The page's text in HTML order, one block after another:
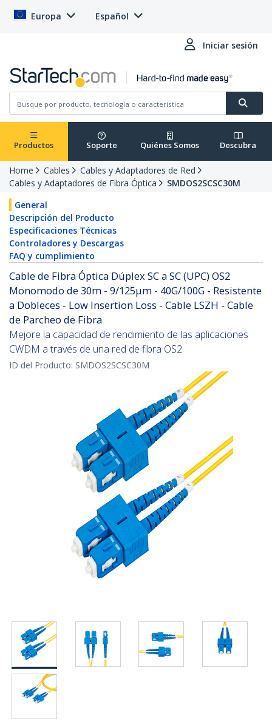
Europa Español
Iniciar sesión
Productos Soporte Quiénes Somos Descubra
Home Cables
Cables y Adaptadores de Red
Cables y Adaptadores de Fibra Óptica
SMDOS2SCSC30M
General
Descripción del Producto
Especificaciones Técnicas
Controladores y Descargas
FAQ y cumplimiento
Cable de Fibra Óptica Dúplex SC a SC (UPC) OS2
Monomodo de 30m - 9/125µm - 40G/100G - Resistente
a Dobleces - Low Insertion Loss - Cable LSZH - Cable
de Parcheo de Fibra
Mejore la capacidad de rendimiento de las aplicaciones
CWDM a través de una red de fibra OS2
ID del Producto: SMDOS2SCSC30M